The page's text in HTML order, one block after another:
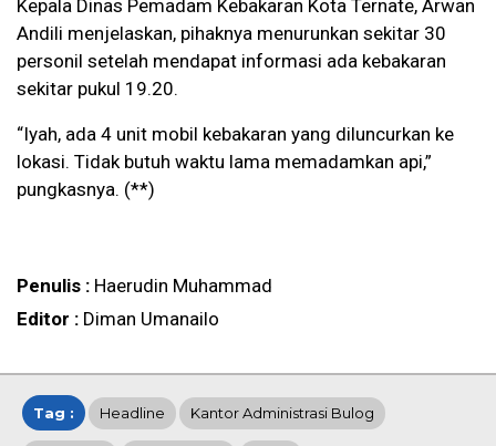
Kepala Dinas Pemadam Kebakaran Kota Ternate, Arwan
Andili menjelaskan, pihaknya menurunkan sekitar 30
personil setelah mendapat informasi ada kebakaran
sekitar pukul 19.20.
“Iyah, ada 4 unit mobil kebakaran yang diluncurkan ke
lokasi. Tidak butuh waktu lama memadamkan api,”
pungkasnya. (**)
Penulis : Haerudin Muhammad
Editor : Diman Umanailo
Tag : Headline Kantor Administrasi Bulog